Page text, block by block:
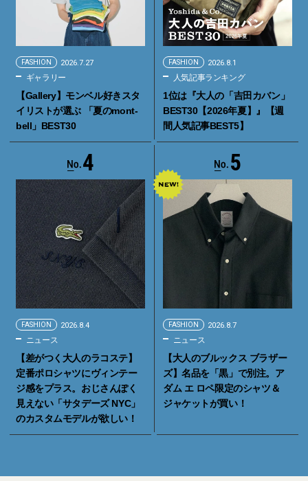
FASHION 2026.7.27
ギャラリー
【Gallery】モンベル好きスタ
イリストが選ぶ 「夏のmont-
bell」BEST30
FASHION 2026.8.1
人気記事ランキング
1位は『大人の「吉田カバン」
BEST30【2026年夏】』【週
間人気記事BEST5】
4
FASHION 2026.8.4
ニュース
【差がつく大人のラコステ】
定番ポロシャツにヴィンテー
ジ感をプラス。おじさんぽく
見えない「サタデーズ NYC」
のカスタムモデルが欲しい！
5
FASHION 2026.8.7
ニュース
【大人のブルックス ブラザー
ズ】名品を「黒」で別注。ア
ダム エ ロペ限定のシャツ＆
ジャケットが買い！